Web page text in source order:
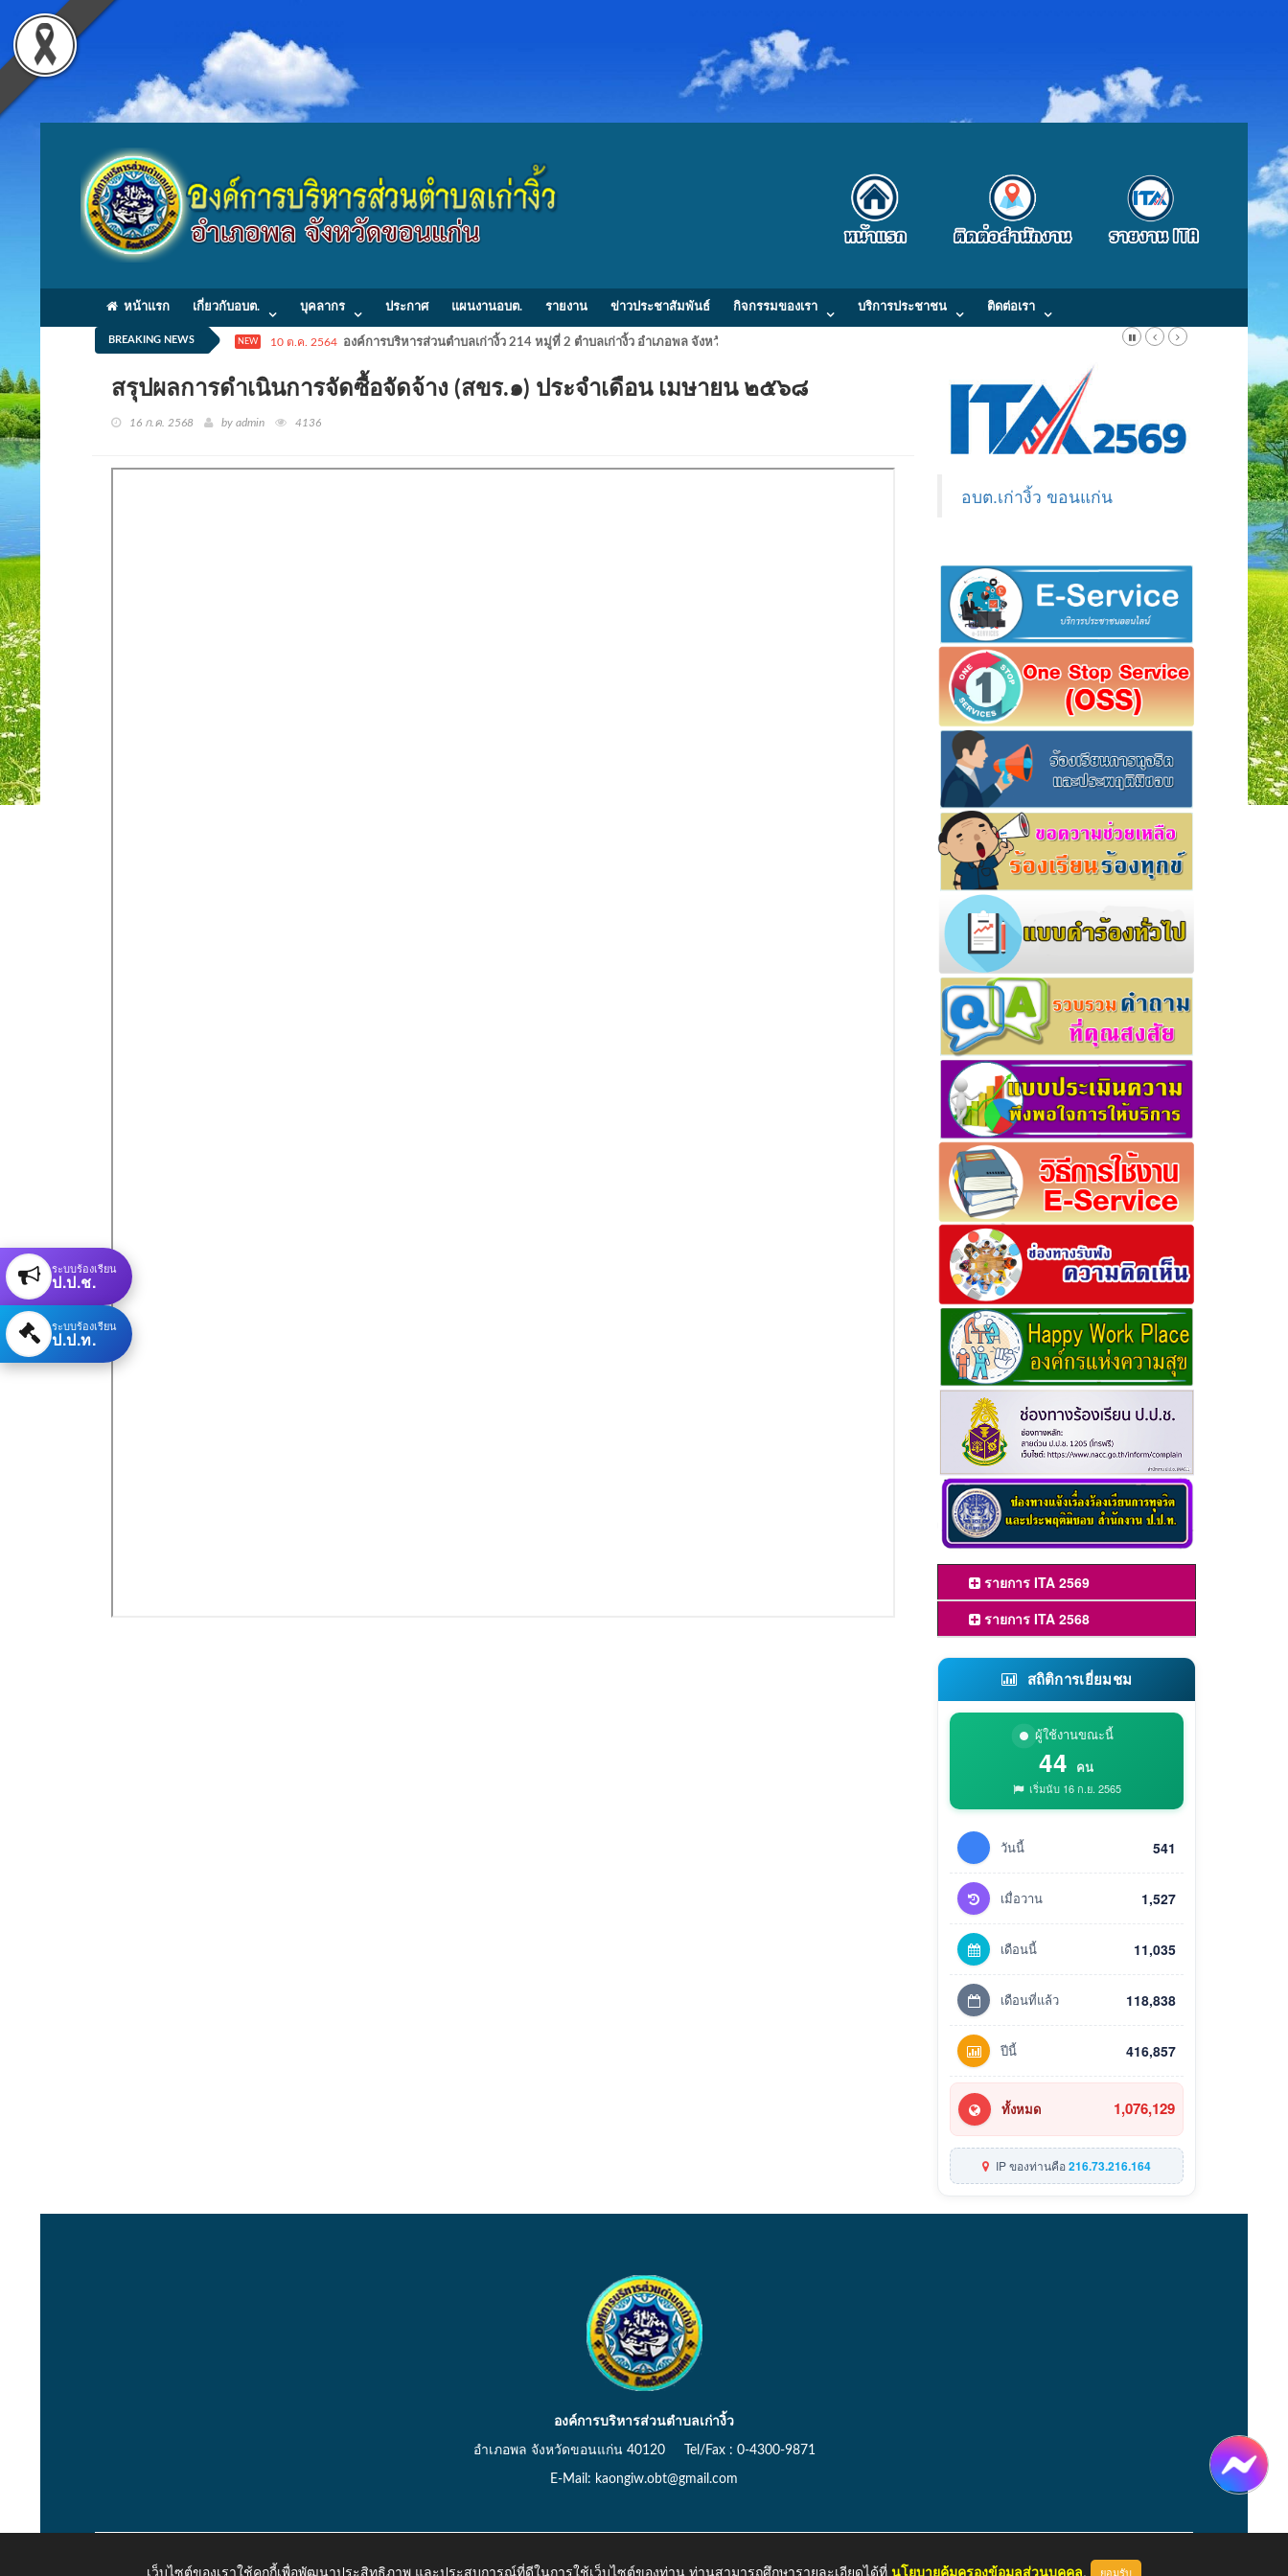
หน้าแรก เกี่ยวกับอบต. บุคลากร ประกาศ แผนงานอบต. รายงาน ข่าวประชาสัมพันธ์ กิจกรรมของเรา บริการประชาชน ติดต่อเรา
BREAKING NEWS NEW 10 ต.ค. 2564 องค์การบริหารส่วนตำบลเก่างิ้ว 214 หมู่ที่ 2 ตำบลเก่างิ้ว อำเภอพล จังหวัดขอนแก่น 40120 Tel/Fax : 0-4300-9871 E-Mail: kaongiw.obt@gmail.com
สรุปผลการดำเนินการจัดซื้อจัดจ้าง (สขร.๑) ประจำเดือน เมษายน ๒๕๖๘
16 ก.ค. 2568 by admin 4136
อบต.เก่างิ้ว ขอนแก่น
รายการ ITA 2569
รายการ ITA 2568
สถิติการเยี่ยมชม
ผู้ใช้งานขณะนี้
44 คน
เริ่มนับ 16 ก.ย. 2565
วันนี้ 541
เมื่อวาน 1,527
เดือนนี้ 11,035
เดือนที่แล้ว 118,838
ปีนี้ 416,857
ทั้งหมด 1,076,129
IP ของท่านคือ216.73.216.164
ระบบร้องเรียน
ป.ป.ช.
ระบบร้องเรียน
ป.ป.ท.
องค์การบริหารส่วนตำบลเก่างิ้ว
อำเภอพล จังหวัดขอนแก่น 40120 Tel/Fax : 0-4300-9871
E-Mail: kaongiw.obt@gmail.com
Copyright © 2026 All Right Resive http://www.kaongiw.go.th หน้าแรก ผู้ดูแลระบบ
เว็บไซต์ของเราใช้คุกกี้เพื่อพัฒนาประสิทธิภาพ และประสบการณ์ที่ดีในการใช้เว็บไซต์ของท่าน ท่านสามารถศึกษารายละเอียดได้ที่ นโยบายคุ้มครองข้อมูลส่วนบุคคล. ยอมรับ